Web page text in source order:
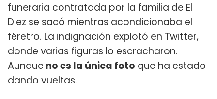
funeraria contratada por la familia de El
Diez se sacó mientras acondicionaba el
féretro. La indignación explotó en Twitter,
donde varias figuras lo escracharon.
Aunque no es la única foto que ha estado
dando vueltas.